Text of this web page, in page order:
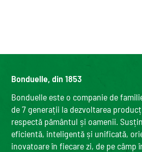
Bonduelle, din 1853
Bonduelle este o companie de
de 7 generații la dezvoltarea
respectă pământul și oamenii.
eficientă, inteligentă și unificată,
inovatoare în fiecare zi, de pe câmp